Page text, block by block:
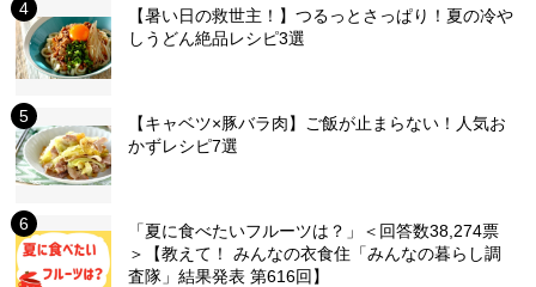
【暑い日の救世主！】つるっとさっぱり！夏の冷や
しうどん絶品レシピ3選
【キャベツ×豚バラ肉】ご飯が止まらない！人気お
かずレシピ7選
「夏に食べたいフルーツは？」＜回答数38,274票
＞【教えて！ みんなの衣食住「みんなの暮らし調
査隊」結果発表 第616回】